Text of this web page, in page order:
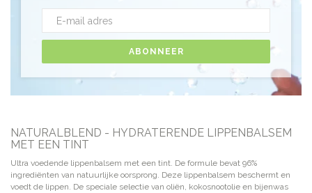
ABONNEER
NATURALBLEND - HYDRATERENDE LIPPENBALSEM
MET EEN TINT
Ultra voedende lippenbalsem met een tint. De formule bevat 96%
ingrediënten van natuurlijke oorsprong. Deze lippenbalsem beschermt en
voedt de lippen. De speciale selectie van oliën, kokosnootolie en bijenwas